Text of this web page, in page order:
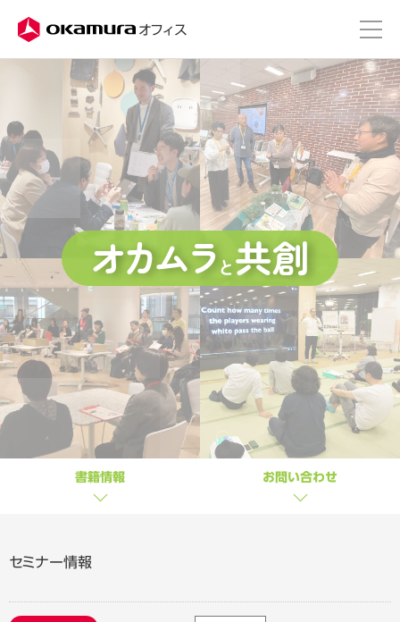
オフィス
オカムラと共創
書籍情報 お問い合わせ
セミナー情報